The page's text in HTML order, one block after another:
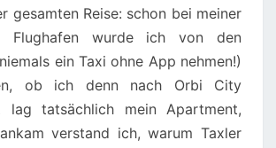
gesamten Reise: schon bei meiner
Flughafen wurde ich von den
ein Taxi ohne App nehmen!)
ob ich denn nach Orbi City
lag tatsächlich mein Apartment,
verstand ich, warum Taxler